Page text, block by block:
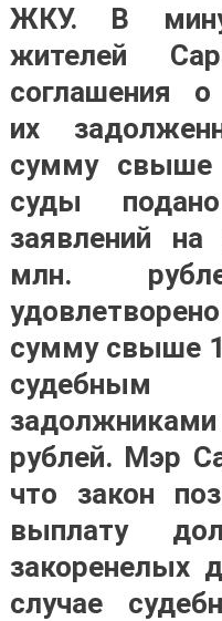
ЖКУ. В
жителей
соглашения о
их
сумму свыше
суды
заявлений
млн.
сумму свыше
рублей. Мэр
что закон
выплату
закоренелых
случае